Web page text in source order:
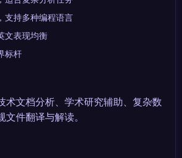
支持多种编程语言
文表现均衡
标杆
术文档分析、学术研究辅助、复杂数
件翻译与解读。